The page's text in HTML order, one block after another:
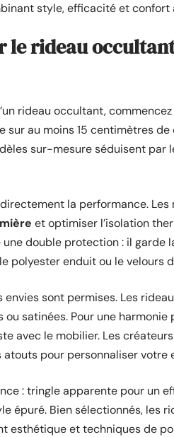
style, efficacité et confort
le rideau
rideau occultant,
au moins 15 centimètres
sur-mesure séduisent par
la performance.
et optimiser l’isolation
une double protection : il garde
polyester enduit ou le velours
envies sont permises. Les
satinées. Pour une
avec le mobilier. Les
pour personnaliser votre
: tringle apparente pour un
épuré. Bien sélectionnés, les
esthétique et techniques de